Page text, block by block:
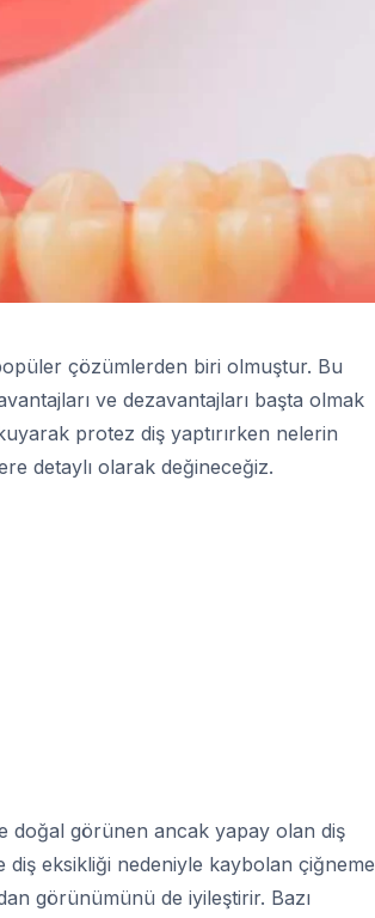
çözümlerden biri olmuştur. Bu
ve dezavantajları başta olmak
protez diş yaptırırken nelerin
detaylı olarak değineceğiz.
doğal görünen ancak yapay olan diş
diş eksikliği nedeniyle kaybolan çiğneme
görünümünü de iyileştirir. Bazı